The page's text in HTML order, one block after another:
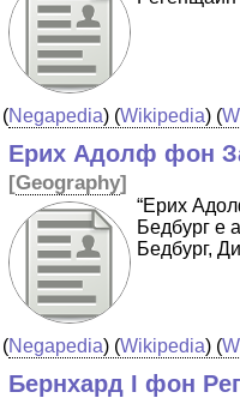
(Negapedia) (Wikipedia) (
Ерих Адолф фон
[Geography]
“Ерих
Бедбург е
Бедбург,
(Negapedia) (Wikipedia) (
Бернхард I фон